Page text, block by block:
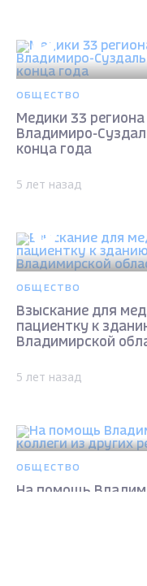
ОБЩЕСТВО
Медики 33
Владимиро-
конца года
5 лет назад
ОБЩЕСТВО
Взыскание для
пациентку к
Владимирской
5 лет назад
ОБЩЕСТВО
На помощь